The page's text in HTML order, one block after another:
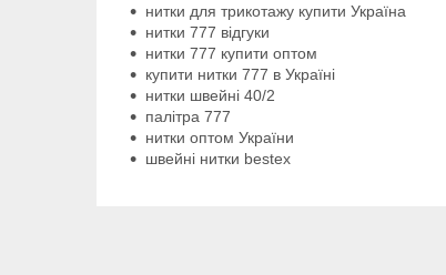
нитки для трикотажу купити Україна
нитки 777 відгуки
нитки 777 купити оптом
купити нитки 777 в Україні
нитки швейні 40/2
палітра 777
нитки оптом України
швейні нитки bestex